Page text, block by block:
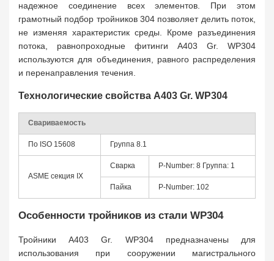
надежное соединение всех элементов. При этом
грамотный подбор тройников 304 позволяет делить поток,
не изменяя характеристик среды. Кроме разъединения
потока, равнопроходные фитинги A403 Gr. WP304
используются для объединения, равного распределения
и перенаправления течения.
Технологические свойства A403 Gr. WP304
Свариваемость
По ISO 15608 Группа 8.1
ASME секция IX
Сварка P-Number: 8 Группа: 1
Пайка P-Number: 102
Особенности тройников из стали WP304
Тройники A403 Gr. WP304 предназначены для
использования при сооружении магистрального